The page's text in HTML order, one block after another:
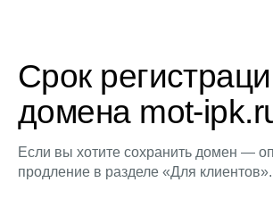
Срок
домена mot-
Если вы хотите сохранить домен —
продление в разделе «Для клиентов».